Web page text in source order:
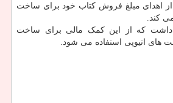
از اهدای مبلغ فروش کتاب خود برای ساخت
کند.
داشت که از این کمک مالی برای ساخت
های اتیوپی استفاده می شود.